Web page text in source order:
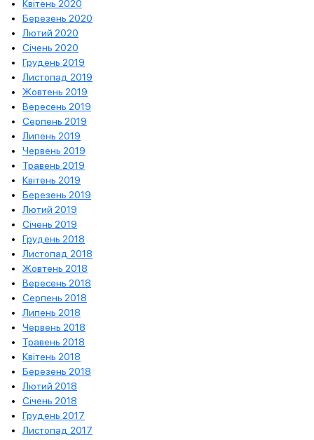
Квітень 2020
Березень 2020
Лютий 2020
Січень 2020
Грудень 2019
Листопад 2019
Жовтень 2019
Вересень 2019
Серпень 2019
Липень 2019
Червень 2019
Травень 2019
Квітень 2019
Березень 2019
Лютий 2019
Січень 2019
Грудень 2018
Листопад 2018
Жовтень 2018
Вересень 2018
Серпень 2018
Липень 2018
Червень 2018
Травень 2018
Квітень 2018
Березень 2018
Лютий 2018
Січень 2018
Грудень 2017
Листопад 2017